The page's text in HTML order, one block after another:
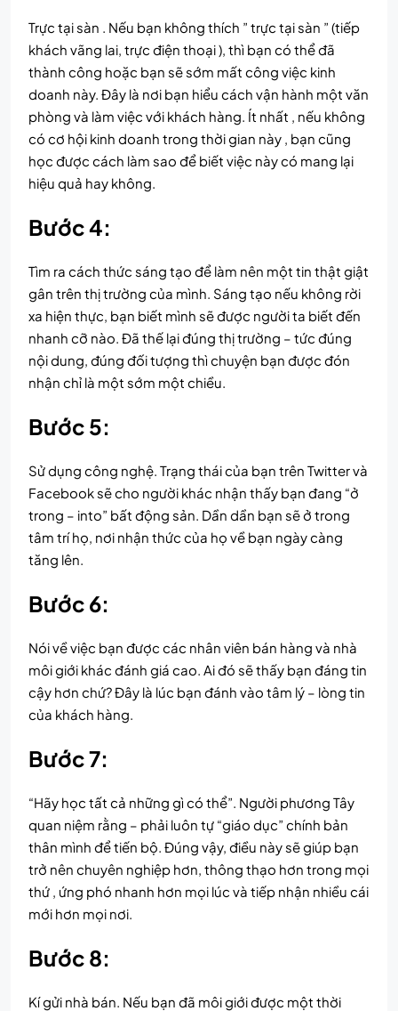
Trực tại sàn . Nếu bạn không thích ” trực tại sàn ” (tiếp
khách vãng lai, trực điện thoại ), thì bạn có thể đã
thành công hoặc bạn sẽ sớm mất công việc kinh
doanh này. Đây là nơi bạn hiểu cách vận hành một văn
phòng và làm việc với khách hàng. Ít nhất , nếu không
có cơ hội kinh doanh trong thời gian này , bạn cũng
học được cách làm sao để biết việc này có mang lại
hiệu quả hay không.
Bước 4:
Tìm ra cách thức sáng tạo để làm nên một tin thật giật
gân trên thị trường của mình. Sáng tạo nếu không rời
xa hiện thực, bạn biết mình sẽ được người ta biết đến
nhanh cỡ nào. Đã thế lại đúng thị trường – tức đúng
nội dung, đúng đối tượng thì chuyện bạn được đón
nhận chỉ là một sớm một chiều.
Bước 5:
Sử dụng công nghệ. Trạng thái của bạn trên Twitter và
Facebook sẽ cho người khác nhận thấy bạn đang “ở
trong – into” bất động sản. Dần dần bạn sẽ ở trong
tâm trí họ, nơi nhận thức của họ về bạn ngày càng
tăng lên.
Bước 6:
Nói về việc bạn được các nhân viên bán hàng và nhà
môi giới khác đánh giá cao. Ai đó sẽ thấy bạn đáng tin
cậy hơn chứ? Đây là lúc bạn đánh vào tâm lý – lòng tin
của khách hàng.
Bước 7:
“Hãy học tất cả những gì có thể”. Người phương Tây
quan niệm rằng – phải luôn tự “giáo dục” chính bản
thân mình để tiến bộ. Đúng vậy, điều này sẽ giúp bạn
trở nên chuyên nghiệp hơn, thông thạo hơn trong mọi
thứ , ứng phó nhanh hơn mọi lúc và tiếp nhận nhiều cái
mới hơn mọi nơi.
Bước 8:
Kí gửi nhà bán. Nếu bạn đã môi giới được một thời